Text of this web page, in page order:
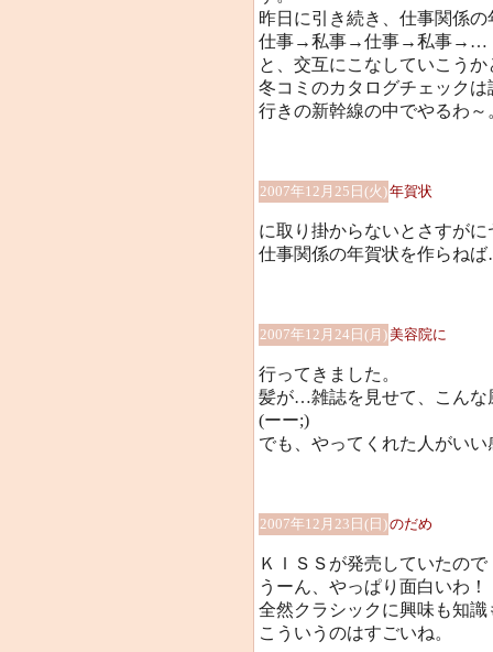
昨日に引き続き、仕事関係
仕事→私事→仕事→私事→…
と、交互にこなしていこうか
冬コミのカタログチェックは
行きの新幹線の中でやるわ～
2007年12月25日(火)年賀状
に取り掛からないとさすがに
仕事関係の年賀状を作らね
2007年12月24日(月)美容院に
行ってきました。
髪が…雑誌を見せて、こん
(ーー;)
でも、やってくれた人がい
2007年12月23日(日)のだめ
ＫＩＳＳが発売していたの
うーん、やっぱり面白いわ！
全然クラシックに興味も知
こういうのはすごいね。